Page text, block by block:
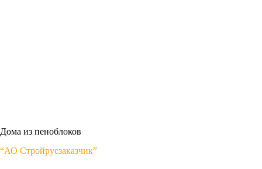
Дома из пеноблоков
“АО Стройрусзаказчик”